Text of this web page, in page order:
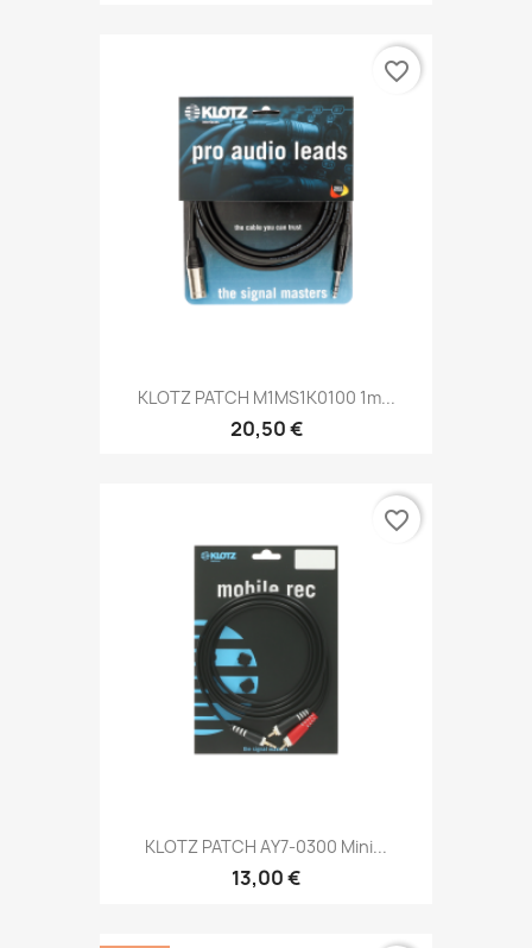
KLOTZ PATCH M1MS1K0100 1m...
20,50 €
favorite_border
KLOTZ PATCH AY7-0300 Mini...
13,00 €
favorite_border